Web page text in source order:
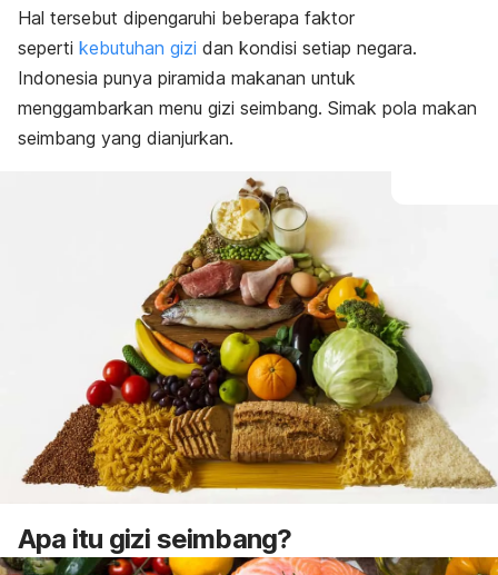
Hal tersebut dipengaruhi beberapa faktor
seperti kebutuhan gizi dan kondisi setiap negara.
Indonesia punya piramida makanan untuk
menggambarkan menu gizi seimbang. Simak pola makan
seimbang yang dianjurkan.
Apa itu gizi seimbang?